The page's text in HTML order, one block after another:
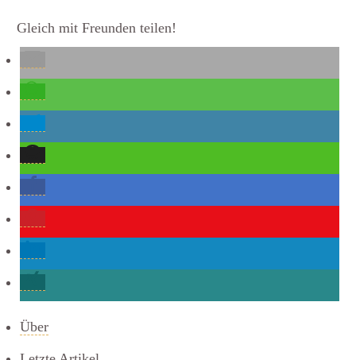
Gleich mit Freunden teilen!
Über